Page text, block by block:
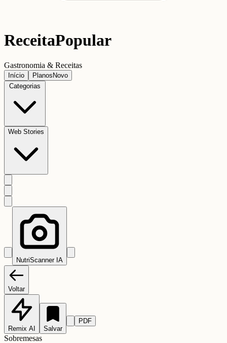
ReceitaPopular
Gastronomia & Receitas
Início Planos Novo
Categorias
Web Stories
NutriScanner IA
Voltar
Remix AI Salvar
PDF
Sobremesas